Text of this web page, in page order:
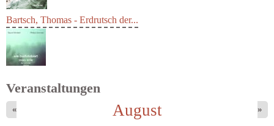
Bartsch, Thomas - Erdrutsch der...
Schnabel, Sigune und Philipp L´...
Veranstaltungen
August
« »